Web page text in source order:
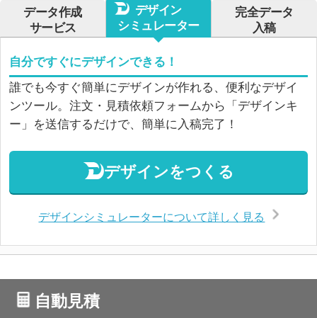
データ作成
サービス
デザイン
シミュレーター
完全データ
入稿
自分ですぐにデザインできる！
誰でも今すぐ簡単にデザインが作れる、便利なデザイ
ンツール。注文・見積依頼フォームから「デザインキ
ー」を送信するだけで、簡単に入稿完了！
デザインをつくる
デザインシミュレーターについて詳しく見る
自動見積